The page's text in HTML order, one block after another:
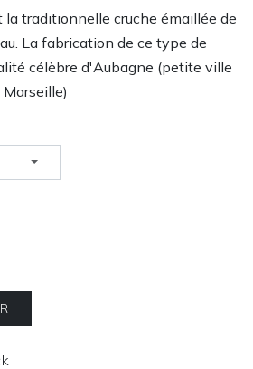
la traditionnelle cruche émaillée de
La fabrication de ce type de
célèbre d'Aubagne (petite ville